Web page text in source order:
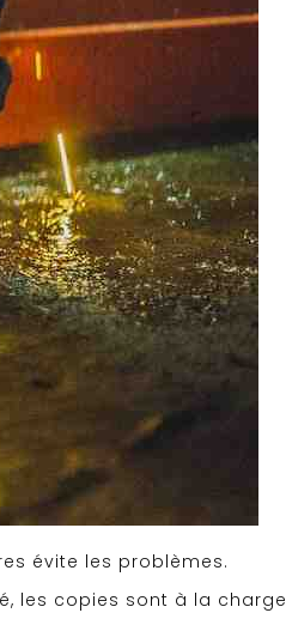
évite les problèmes.
les copies sont à la charge